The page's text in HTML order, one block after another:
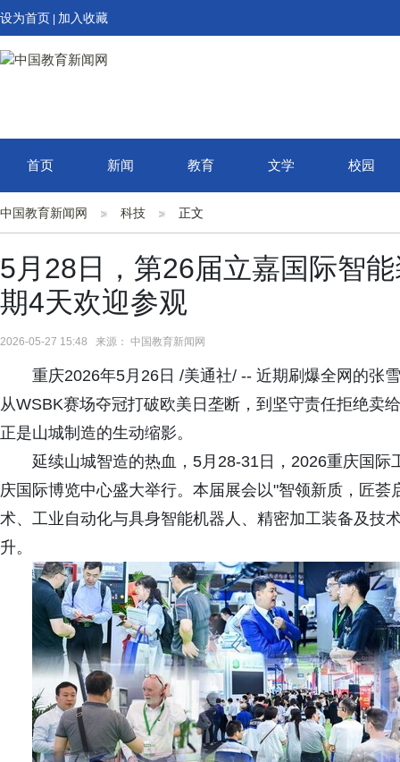
设为首页 加入收藏
首页 新闻 教育 文学 校园
中国教育新闻网 科技 正文
5月28日，第26届立嘉国际智
期4天欢迎参观
2026-05-27 15:48 来源： 中国教育新闻网
重庆2026年5月26日 /美通社/ -- 近期刷爆全网的张
从WSBK赛场夺冠打破欧美日垄断，到坚守责任拒绝卖
正是山城制造的生动缩影。
延续山城智造的热血，5月28-31日，2026重庆国
庆国际博览中心盛大举行。本届展会以"智领新质，匠
术、工业自动化与具身智能机器人、精密加工装备及技
升。